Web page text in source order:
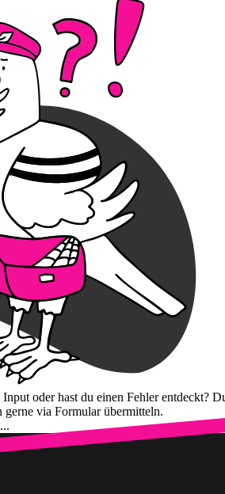
oder hast du einen Fehler entdeckt?
gerne via Formular übermitteln.